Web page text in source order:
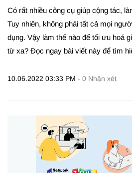
Có rất nhiều công cụ giúp cộng tác,
Tuy nhiên, không phải tất cả mọi
dụng. Vậy làm thế nào để tối ưu hoá
từ xa? Đọc ngay bài viết này để tìm
10.06.2022 03:33 PM - 0 Nhận xét